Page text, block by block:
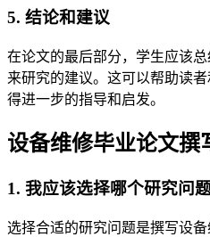
5. 结论和建议
在论文的最后部分，学生应该
来研究的建议。这可以帮助读
得进一步的指导和启发。
设备维修毕业论文撰
1. 我应该选择哪个研究问题
选择合适的研究问题是撰写设